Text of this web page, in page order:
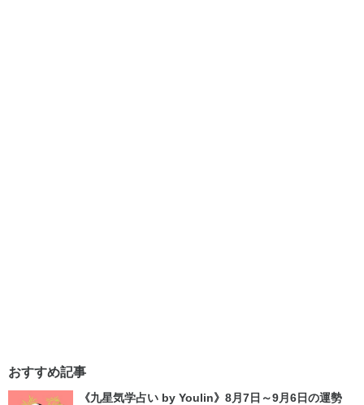
おすすめ記事
《九星気学占い by Youlin》8月7日～9月6日の運勢